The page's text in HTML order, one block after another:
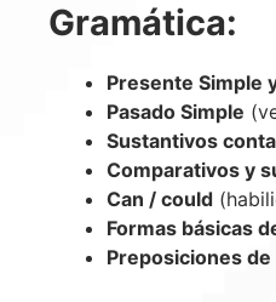
Gramática:
Presente Simple
Pasado Simple
Sustantivos
Comparativos y
Can / could
Formas básicas
Preposiciones